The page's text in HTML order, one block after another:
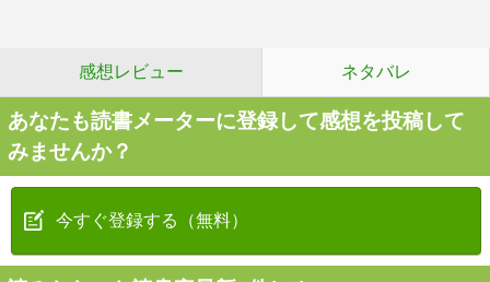
感想レビュー ネタバレ
あなたも読書メーターに登録して感想を投稿して
みませんか？
今すぐ登録する（無料）